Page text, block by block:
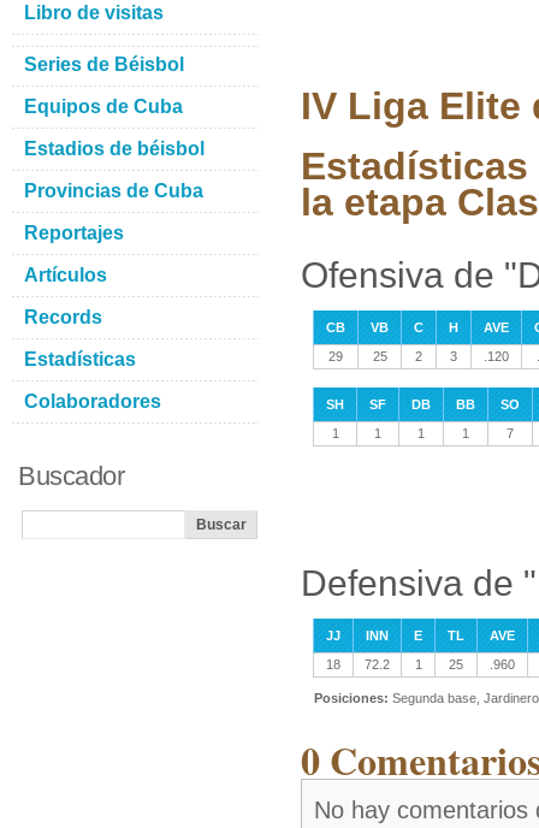
IV Liga Elite
Estadísticas
la etapa
Ofensiva de
CB VB C H AVE
29
25 2 3 .120
SH SF DB BB
SO
1
1 1 1 7
Defensiva de
JJ INN E TL
AVE
18
72.2 1 25 .960
Posiciones: Segunda base,
0
No hay comentarios
Libro de visitas
Series de Béisbol
Equipos de Cuba
Estadios de béisbol
Provincias de Cuba
Reportajes
Artículos
Records
Estadísticas
Colaboradores
Buscador